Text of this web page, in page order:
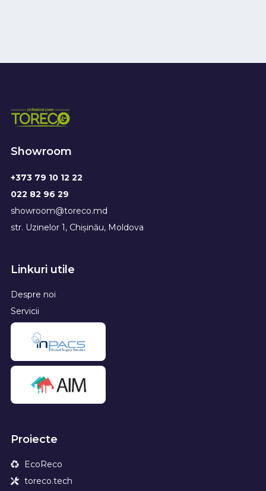
Showroom
+373 79 10 12 22
022 82 96 29
showroom@toreco.md
str. Uzinelor 1, Chișinău, Moldova
Linkuri utile
Despre noi
Servicii
Proiecte
EcoReco
toreco.tech